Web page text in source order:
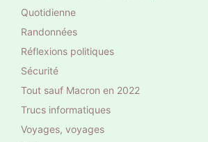
Quotidienne
Randonnées
Réflexions politiques
Sécurité
Tout sauf Macron en 2022
Trucs informatiques
Voyages, voyages